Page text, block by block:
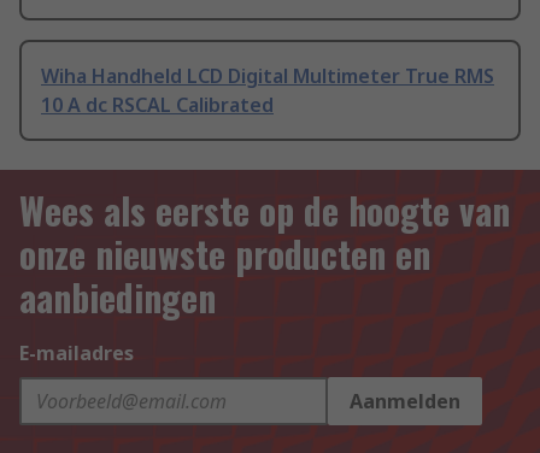
Wiha Handheld LCD Digital Multimeter True RMS
10 A dc RSCAL Calibrated
Wees als eerste op de hoogte van
onze nieuwste producten en
aanbiedingen
E-mailadres
Aanmelden